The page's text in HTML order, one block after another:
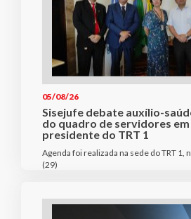
05/08/26
Sisejufe debate auxílio-
do quadro de servidores
presidente do TRT 1
Agenda foi realizada na sede do TRT 1,
(29)